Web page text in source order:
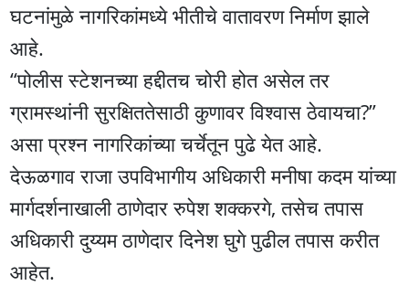
घटनांमुळे नागरिकांमध्ये भीतीचे वातावरण निर्माण झाले
आहे.
“पोलीस स्टेशनच्या हद्दीतच चोरी होत असेल तर
ग्रामस्थांनी सुरक्षिततेसाठी कुणावर विश्वास ठेवायचा?”
असा प्रश्न नागरिकांच्या चर्चेतून पुढे येत आहे.
देऊळगाव राजा उपविभागीय अधिकारी मनीषा कदम यांच्या
मार्गदर्शनाखाली ठाणेदार रुपेश शक्करगे, तसेच तपास
अधिकारी दुय्यम ठाणेदार दिनेश घुगे पुढील तपास करीत
आहेत.